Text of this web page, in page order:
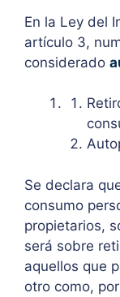
En la Ley del
artículo 3,
considerado
Se declara
consumo
propietarios,
será sobre
aquellos que
otro como,